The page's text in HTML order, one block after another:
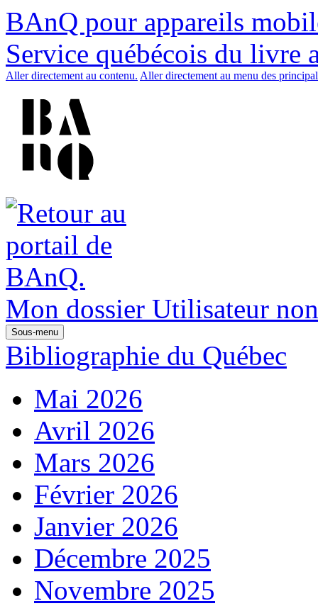
BAnQ pour appareils
Service québécois du livre
Aller directement au contenu. Aller directement au menu des
Mon dossier Utilisateur
Sous-menu
Bibliographie du Québec
Mai 2026
Avril 2026
Mars 2026
Février 2026
Janvier 2026
Décembre 2025
Novembre 2025